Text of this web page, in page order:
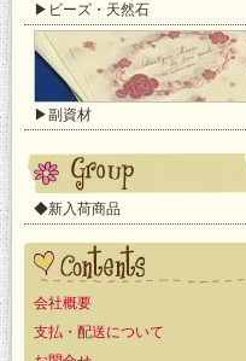
▶ビーズ・天然石
▶副資材
◆新入荷商品
会社概要
支払・配送について